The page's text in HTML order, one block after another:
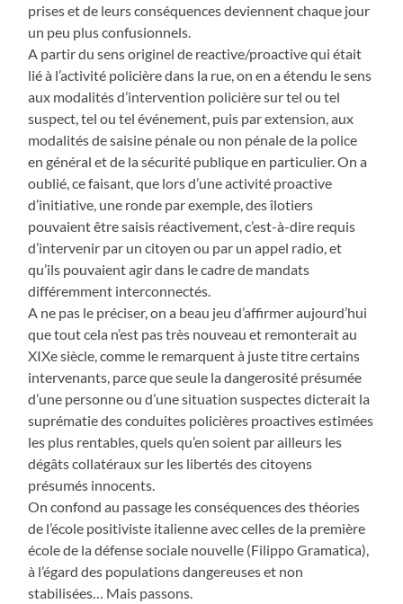
prises et de leurs conséquences deviennent chaque jour
un peu plus confusionnels.
A partir du sens originel de reactive/proactive qui était
lié à l’activité policière dans la rue, on en a étendu le sens
aux modalités d’intervention policière sur tel ou tel
suspect, tel ou tel événement, puis par extension, aux
modalités de saisine pénale ou non pénale de la police
en général et de la sécurité publique en particulier. On a
oublié, ce faisant, que lors d’une activité proactive
d’initiative, une ronde par exemple, des îlotiers
pouvaient être saisis réactivement, c’est-à-dire requis
d’intervenir par un citoyen ou par un appel radio, et
qu’ils pouvaient agir dans le cadre de mandats
différemment interconnectés.
A ne pas le préciser, on a beau jeu d’affirmer aujourd’hui
que tout cela n’est pas très nouveau et remonterait au
XIXe siècle, comme le remarquent à juste titre certains
intervenants, parce que seule la dangerosité présumée
d’une personne ou d’une situation suspectes dicterait la
suprématie des conduites policières proactives estimées
les plus rentables, quels qu’en soient par ailleurs les
dégâts collatéraux sur les libertés des citoyens
présumés innocents.
On confond au passage les conséquences des théories
de l’école positiviste italienne avec celles de la première
école de la défense sociale nouvelle (Filippo Gramatica),
à l’égard des populations dangereuses et non
stabilisées… Mais passons.